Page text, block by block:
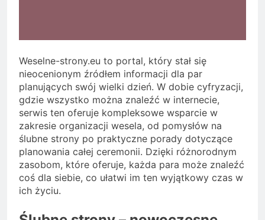
Weselne-strony.eu to portal, który stał się
nieocenionym źródłem informacji dla par
planujących swój wielki dzień. W dobie cyfryzacji,
gdzie wszystko można znaleźć w internecie,
serwis ten oferuje kompleksowe wsparcie w
zakresie organizacji wesela, od pomysłów na
ślubne strony po praktyczne porady dotyczące
planowania całej ceremonii. Dzięki różnorodnym
zasobom, które oferuje, każda para może znaleźć
coś dla siebie, co ułatwi im ten wyjątkowy czas w
ich życiu.